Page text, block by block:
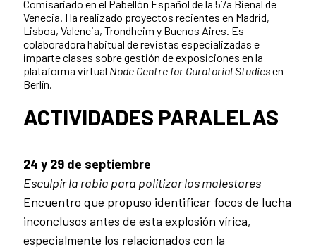
Comisariado en el Pabellón Español de la 57a Bienal de
Venecia. Ha realizado proyectos recientes en Madrid,
Lisboa, Valencia, Trondheim y Buenos Aires. Es
colaboradora habitual de revistas especializadas e
imparte clases sobre gestión de exposiciones en la
plataforma virtual Node Centre for Curatorial Studiesen
Berlín.
ACTIVIDADES PARALELAS
24 y 29 de septiembre
Esculpir la rabia para politizar los malestares
Encuentro que propuso identificar focos de lucha
inconclusos antes de esta explosión vírica,
especialmente los relacionados con la